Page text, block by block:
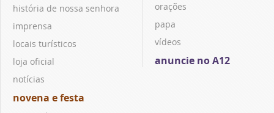
história de nossa senhora
imprensa
locais turísticos
loja oficial
notícias
novena e festa
orações
papa
vídeos
anuncie no A12